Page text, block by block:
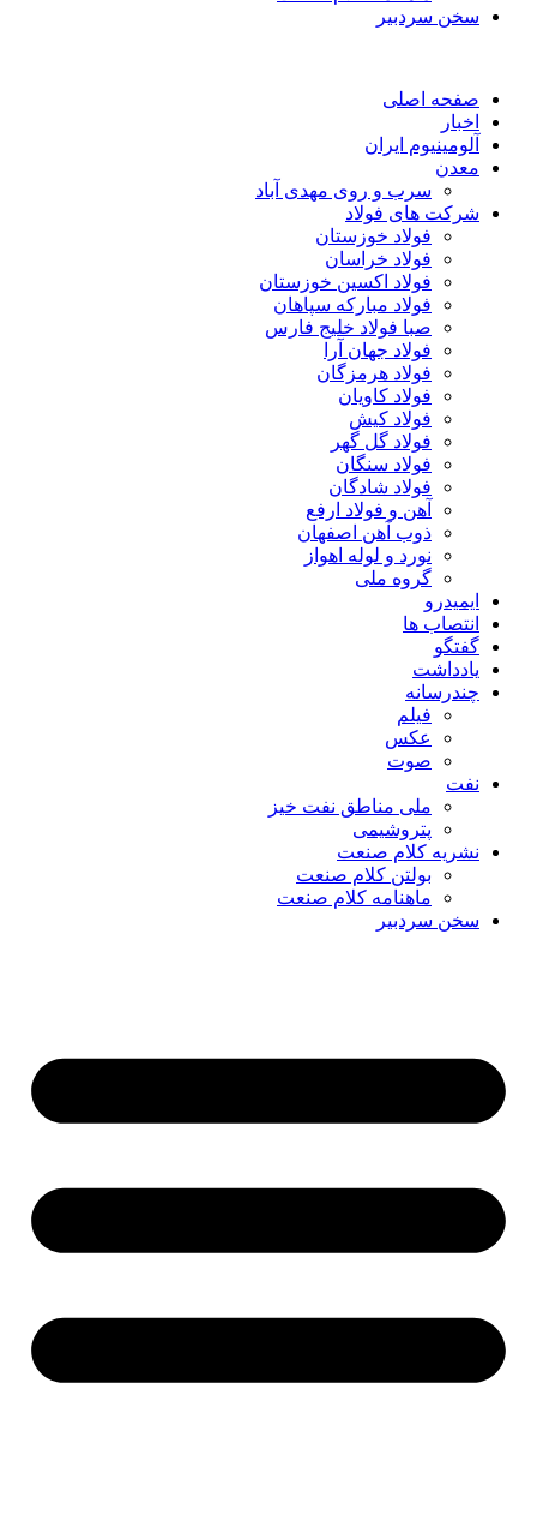
سخن سردبیر
صفحه اصلی
اخبار
آلومینیوم ایران
معدن
سرب و روی مهدی آباد
شرکت های فولاد
فولاد خوزستان
فولاد خراسان
فولاد اکسین خوزستان
فولاد مبارکه سپاهان
صبا فولاد خلیج فارس
فولاد جهان آرا
فولاد هرمزگان
فولاد کاویان
فولاد کیش
فولاد گل گهر
فولاد سنگان
فولاد شادگان
آهن و فولاد ارفع
ذوب آهن اصفهان
نورد و لوله اهواز
گروه ملی
ایمیدرو
انتصاب ها
گفتگو
یادداشت
چندرسانه
فیلم
عکس
صوت
نفت
ملی مناطق نفت خیز
پتروشیمی
نشریه کلام صنعت
بولتن کلام صنعت
ماهنامه کلام صنعت
سخن سردبیر